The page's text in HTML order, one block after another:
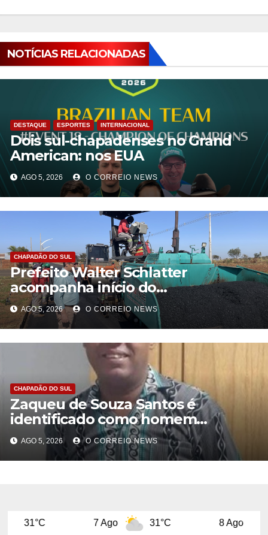
NOTÍCIAS RELACIONADAS
DESTAQUE ESPORTES INTERNACIONAL
Dois sul-chapadenses no Grand
American: nos EUA
AGO 5, 2026 O CORREIO NEWS
CHAPADÃO DO SUL
Prefeito Walter Schlatter
acompanha início do
recapeamento e pede
compreensão da população em
Chapadão do Sul
AGO 5, 2026 O CORREIO NEWS
CHAPADÃO DO SUL
Zaqueu de Souza Santos é
identificado como homem
encontrado morto em Chapadão
do Sul
AGO 5, 2026 O CORREIO NEWS
7 Ago 31°C 8 Ago 31°C